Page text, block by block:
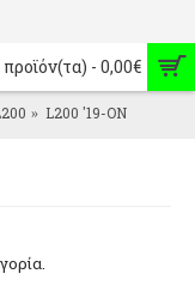
προϊόν(τα) - 0,00€
L200 '19-ON